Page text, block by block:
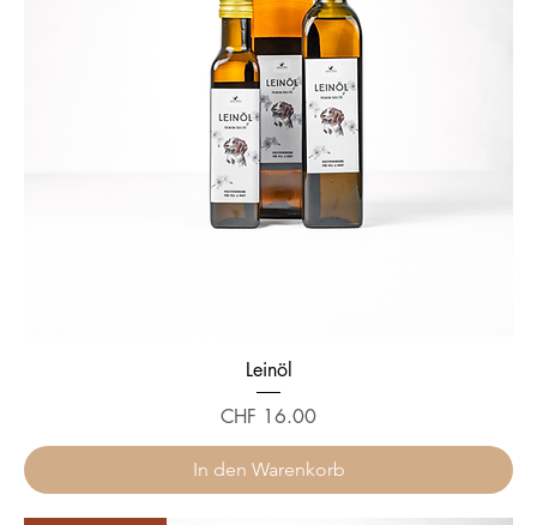
l
o
g
r
a
m
m
Leinöl
Preis
CHF 16.00
In den Warenkorb